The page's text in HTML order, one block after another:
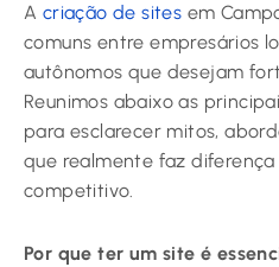
A criação de sites em
comuns entre empresários
autônomos que desejam
Reunimos abaixo as
para esclarecer mitos,
que realmente faz
competitivo.
Por que ter um site é